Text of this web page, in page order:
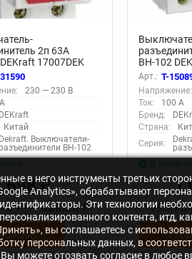
2п 63А
17007DEK
230 — 230 В
DEKraft
Китай
Dekraft. Выключатели-
ВН-102
698₽
₽/628,20₽
ВН-102
Арт.: T-
Напряжение:
Ток:
100 А
Бренд:
Страна:
Серия:
1
993,70
В
в него инструменты третьих
Analytics», обрабатывают
идентификаторы. Эти технологии
контента, итд,
вы соглашаетесь с
персональных данных, в
можете отозвать согласие в любое